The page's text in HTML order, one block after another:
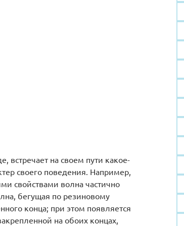
встречает на своем пути какое-
своего поведения. Например,
свойствами волна частично
бегущая по резиновому
конца; при этом появляется
на обоих концах,